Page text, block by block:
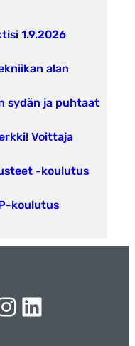
1.9.2026
alan
sydän ja puhtaat
Voittaja
-koulutus
koulutus
LinkedIn